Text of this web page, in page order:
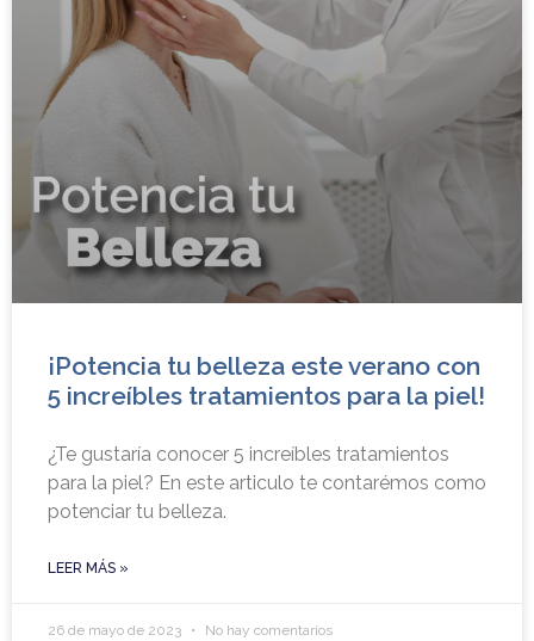
¡Potencia tu belleza este verano con
5 increíbles tratamientos para la piel!
¿Te gustaría conocer 5 increíbles tratamientos
para la piel? En este articulo te contarémos como
potenciar tu belleza.
LEER MÁS »
26 de mayo de 2023 No hay comentarios